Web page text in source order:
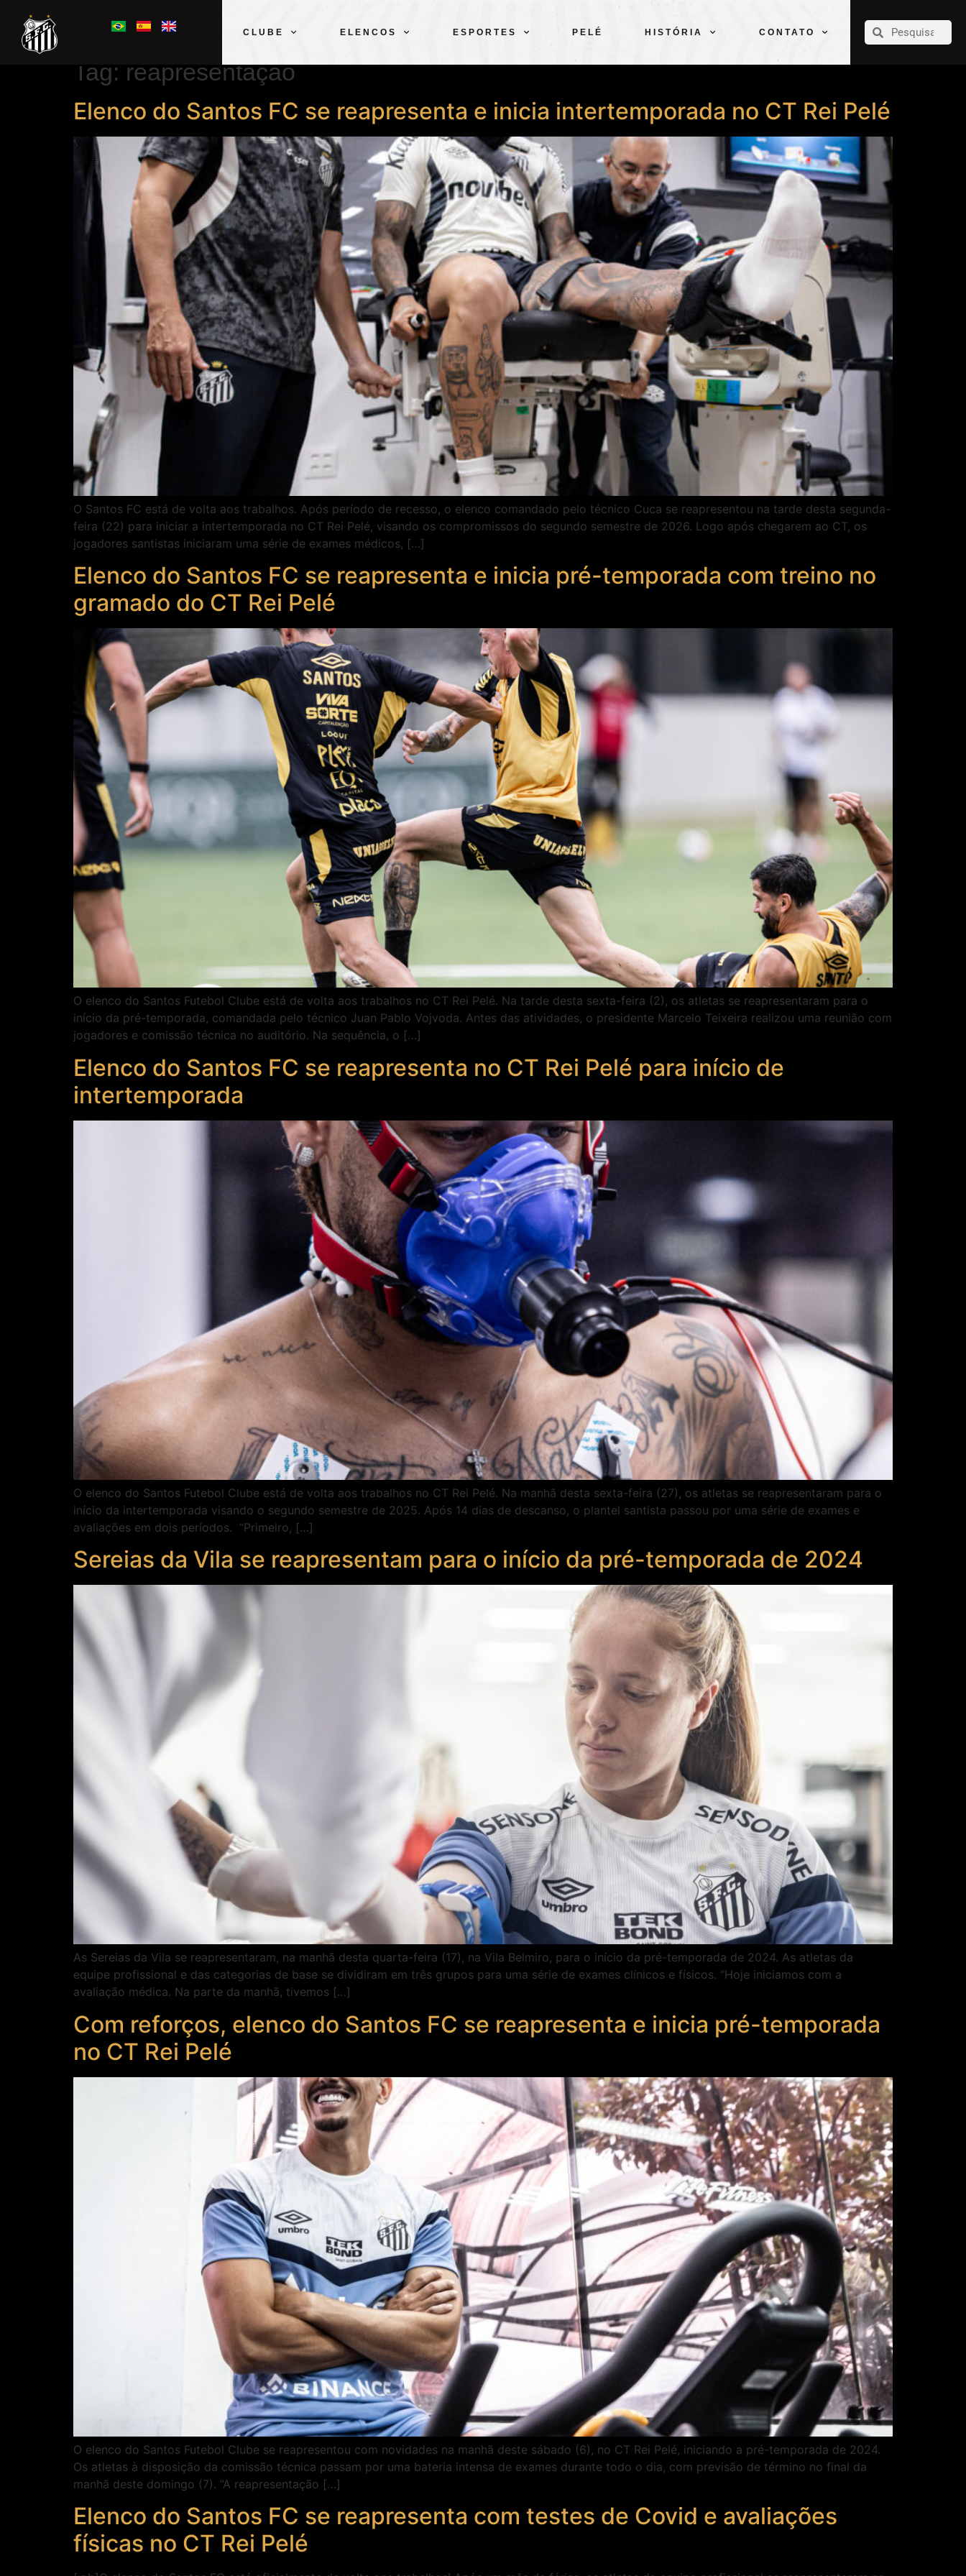
CLUBE ELENCOS ESPORTES PELÉ HISTÓRIA CONTATO
CLUBE
Tag: reapresentação
Elenco do Santos FC se reapresenta e inicia intertemporada no CT Rei Pelé
O Santos FC está de volta aos trabalhos. Após período de recesso, o elenco comandado pelo técnico Cuca se reapresentou na tarde desta segunda-
feira (22) para iniciar a intertemporada no CT Rei Pelé, visando os compromissos do segundo semestre de 2026. Logo após chegarem ao CT, os
jogadores santistas iniciaram uma série de exames médicos, […]
Elenco do Santos FC se reapresenta e inicia pré-temporada com treino no
gramado do CT Rei Pelé
O elenco do Santos Futebol Clube está de volta aos trabalhos no CT Rei Pelé. Na tarde desta sexta-feira (2), os atletas se reapresentaram para o
início da pré-temporada, comandada pelo técnico Juan Pablo Vojvoda. Antes das atividades, o presidente Marcelo Teixeira realizou uma reunião com
jogadores e comissão técnica no auditório. Na sequência, o […]
Elenco do Santos FC se reapresenta no CT Rei Pelé para início de
intertemporada
O elenco do Santos Futebol Clube está de volta aos trabalhos no CT Rei Pelé. Na manhã desta sexta-feira (27), os atletas se reapresentaram para o
início da intertemporada visando o segundo semestre de 2025. Após 14 dias de descanso, o plantel santista passou por uma série de exames e
avaliações em dois períodos. “Primeiro, […]
Sereias da Vila se reapresentam para o início da pré-temporada de 2024
As Sereias da Vila se reapresentaram, na manhã desta quarta-feira (17), na Vila Belmiro, para o início da pré-temporada de 2024. As atletas da
equipe profissional e das categorias de base se dividiram em três grupos para uma série de exames clínicos e físicos. “Hoje iniciamos com a
avaliação médica. Na parte da manhã, tivemos […]
Com reforços, elenco do Santos FC se reapresenta e inicia pré-temporada
no CT Rei Pelé
O elenco do Santos Futebol Clube se reapresentou com novidades na manhã deste sábado (6), no CT Rei Pelé, iniciando a pré-temporada de 2024.
Os atletas à disposição da comissão técnica passam por uma bateria intensa de exames durante todo o dia, com previsão de término no final da
manhã deste domingo (7). “A reapresentação […]
Elenco do Santos FC se reapresenta com testes de Covid e avaliações
físicas no CT Rei Pelé